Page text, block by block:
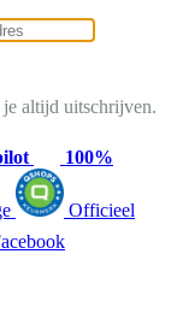
altijd uitschrijven.
100%
Officieel